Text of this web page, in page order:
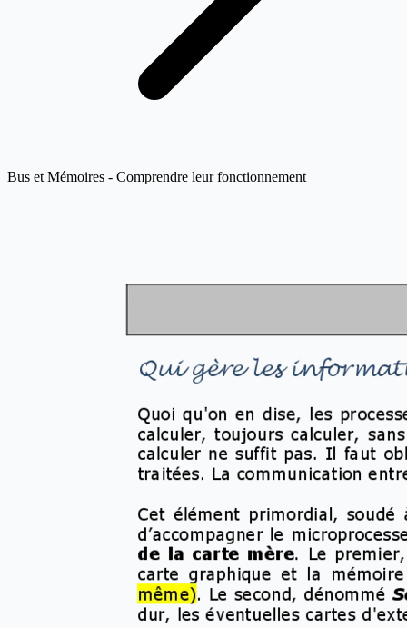
Bus et Mémoires - Comprendre leur fonctionnement